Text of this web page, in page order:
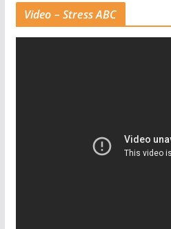
Video – Stress ABC